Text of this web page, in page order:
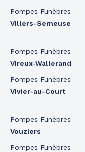
Pompes Funèbres
Villers-Semeuse
Pompes Funèbres
Vireux-Wallerand
Pompes Funèbres
Vivier-au-Court
Pompes Funèbres
Vouziers
Pompes Funèbres